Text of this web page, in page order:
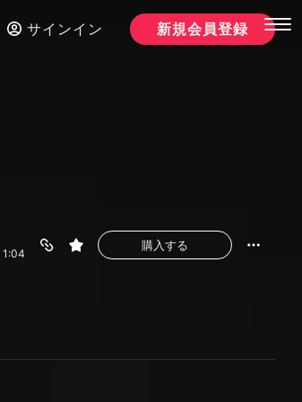
サインイン 新規会員登録
1:04
購入する